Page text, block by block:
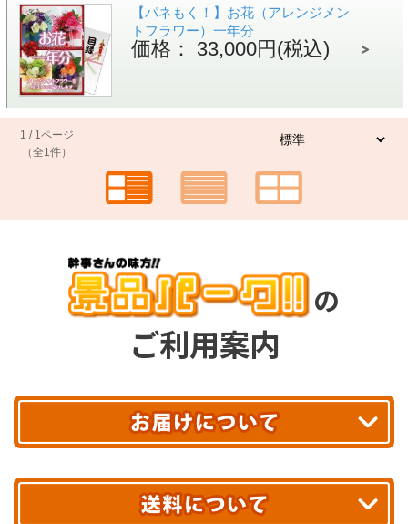
【パネもく！】お花（アレンジメン
トフラワー）一年分
価格： 33,000円(税込)
1 / 1ページ
（全1件）
の
ご利用案内
最短翌日お届け!